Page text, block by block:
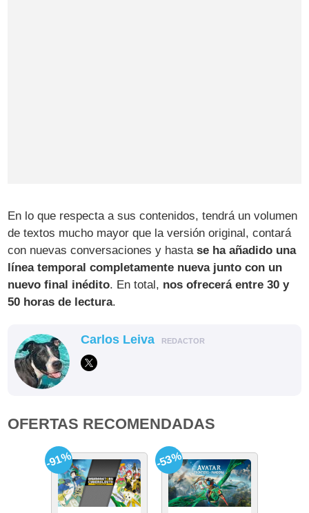
En lo que respecta a sus contenidos, tendrá un volumen
de textos mucho mayor que la versión original, contará
con nuevas conversaciones y hastase ha añadido una
línea temporal completamente nueva junto con un
nuevo final inédito. En total, nos ofrecerá entre 30 y
50 horas de lectura.
Carlos Leiva REDACTOR
OFERTAS RECOMENDADAS
-91% -53%